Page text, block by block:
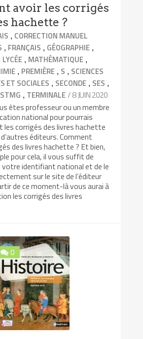
avoir les corrigés
hachette ?
, CORRECTION MANUEL
, FRANÇAIS , GÉOGRAPHIE ,
LYCÉE , MATHÉMATIQUE ,
, PREMIÈRE , S , SCIENCES
ET SOCIALES , SECONDE , SES ,
STMG , TERMINALE/ 8 JUIN 2020
êtes professeur ou un membre
national pour pourrais
corrigés des livres hachette
éditeurs. Comment
des livres hachette ? Et bien,
pour cela, il vous suffit de
votre identifiant national et de le
sur le site de l’éditeur
de ce moment-là vous aurai à
les corrigés des livres
0